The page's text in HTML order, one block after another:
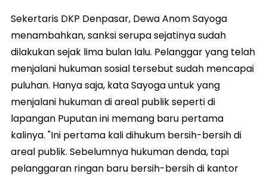
Sekertaris DKP Denpasar, Dewa Anom Sayoga
menambahkan, sanksi serupa sejatinya sudah
dilakukan sejak lima bulan lalu. Pelanggar yang telah
menjalani hukuman sosial tersebut sudah mencapai
puluhan. Hanya saja, kata Sayoga untuk yang
menjalani hukuman di areal publik seperti di
lapangan Puputan ini memang baru pertama
kalinya. "Ini pertama kali dihukum bersih-bersih di
areal publik. Sebelumnya hukuman denda, tapi
pelanggaran ringan baru bersih-bersih di kantor